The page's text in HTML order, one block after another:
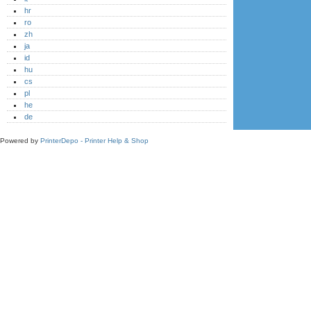
hr
ro
zh
ja
id
hu
cs
pl
he
de
Powered by PrinterDepo - Printer Help & Shop